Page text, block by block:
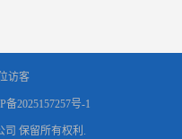
访客
备2025157257号-1
司 保留所有权利.